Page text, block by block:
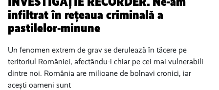
infiltrat în rețeaua criminală a
pastilelor-minune
Un fenomen extrem de grav se derulează în tăcere pe
teritoriul României, afectându-i chiar pe cei mai vulnerabili
dintre noi. România are milioane de bolnavi cronici, iar
acești oameni sunt